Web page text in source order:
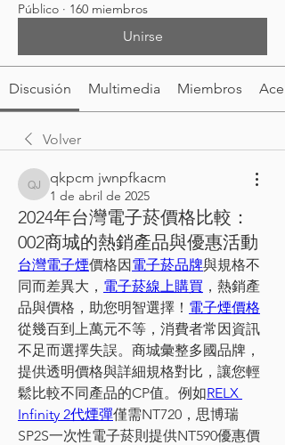
Público · 160 miembros
Unirse
Discusión Multimedia Miembros
Volver
qkpcm jwnpfkacm
qkpcm jwnpfkacm
1 de abril de 2025
2024年台灣電子菸價格比較：
002商城的熱銷產品與優惠活動
台灣電子煙價格因電子菸品牌與規格不
同而差異大， 電子菸線上購買 ，熱銷產
品與價格，助您明智選擇！ 電子煙價格
從幾百到上萬元不等，消費者常因資訊
不足而選擇失誤。商城彙整多國品牌，
提供透明價格與詳細規格對比，讓您輕
鬆比較不同產品的CP值。例如RELX
Infinity 2代煙彈僅需NT720，思博瑞
SP2S一次性電子菸則提供NT590優惠價